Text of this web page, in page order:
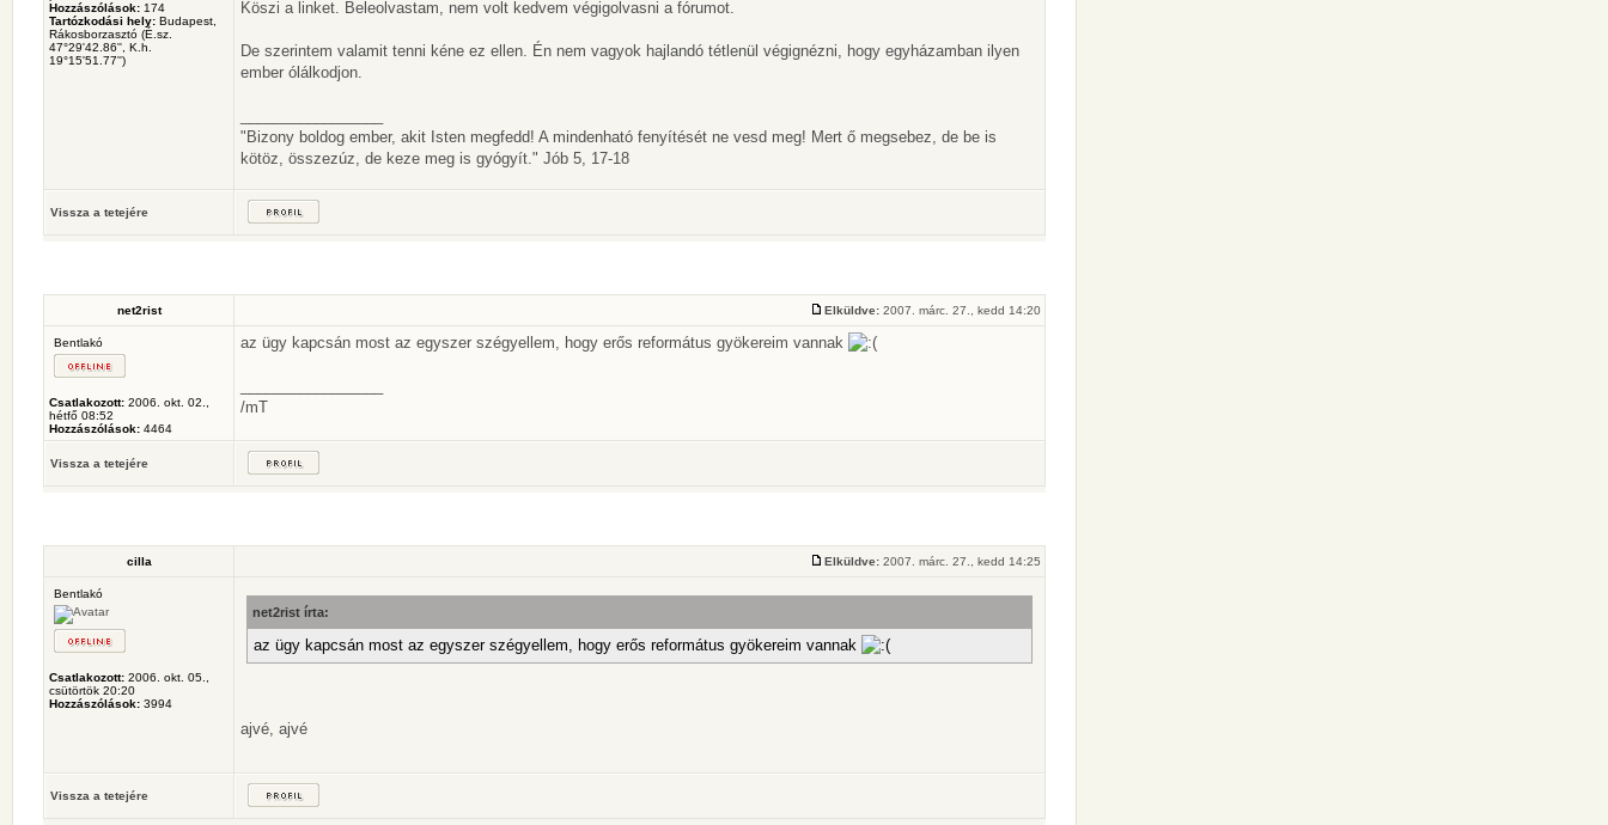
Hozzászólások: 174
Tartózkodási hely: Budapest,
Rákosborzasztó (É.sz.
47°29'42.86'', K.h.
19°15'51.77'')
Köszi a linket. Beleolvastam, nem volt kedvem végigolvasni a fórumot.
De szerintem valamit tenni kéne ez ellen. Én nem vagyok hajlandó tétlenül végignézni, hogy egyházamban ilyen
ember ólálkodjon.
"Bizony boldog ember, akit Isten megfedd! A mindenható fenyítését ne vesd meg! Mert ő megsebez, de be is
kötöz, összezúz, de keze meg is gyógyít." Jób 5, 17-18
Vissza a tetejére
net2rist Elküldve: 2007. márc. 27., kedd 14:20
Bentlakó
Csatlakozott: 2006. okt. 02.,
hétfő 08:52
Hozzászólások: 4464
az ügy kapcsán most az egyszer szégyellem, hogy erős református gyökereim vannak
/mT
Vissza a tetejére
cilla Elküldve: 2007. márc. 27., kedd 14:25
Bentlakó
Csatlakozott: 2006. okt. 05.,
csütörtök 20:20
Hozzászólások: 3994
net2rist írta:
az ügy kapcsán most az egyszer szégyellem, hogy erős református gyökereim vannak
ajvé, ajvé
Vissza a tetejére